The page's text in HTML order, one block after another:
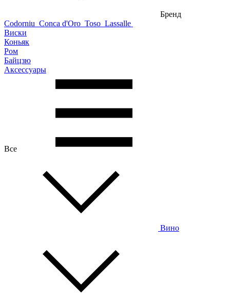
Бренд
Codorniu Conca d'Oro Toso Lassalle
Виски
Коньяк
Ром
Байцзю
Аксессуары
Все
Вино